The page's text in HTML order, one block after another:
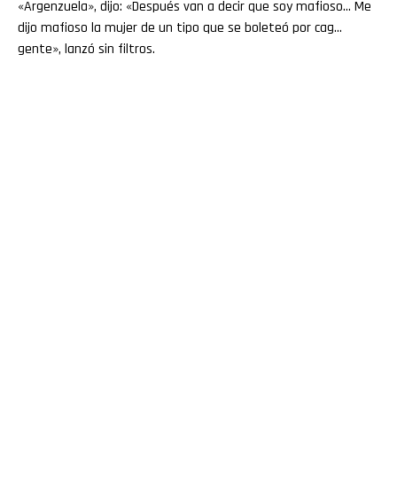
«Argenzuela», dijo: «Después van a decir que soy mafioso… Me
dijo mafioso la mujer de un tipo que se boleteó por cag…
gente», lanzó sin filtros.